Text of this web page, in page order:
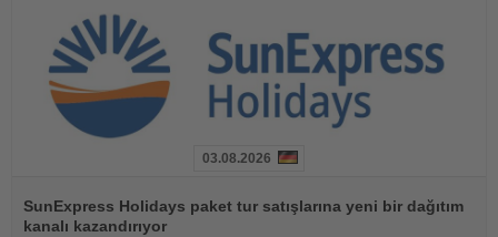
Oku
03.08.2026
SunExpress Holidays paket tur satışlarına yeni bir dağıtım
kanalı kazandırıyor